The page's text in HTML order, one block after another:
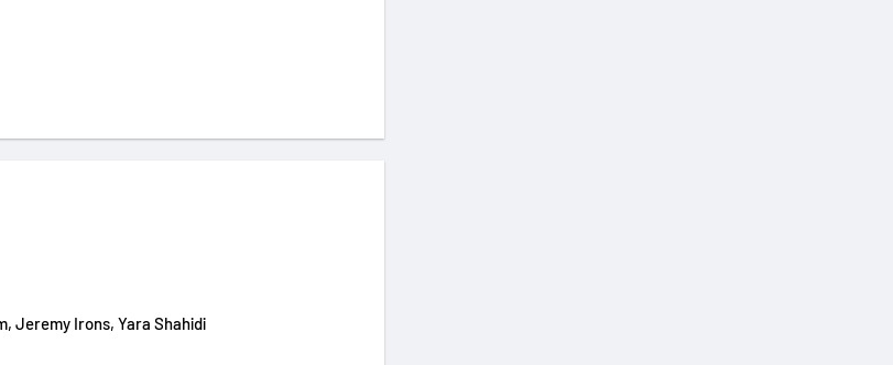
Jason Statham, Jeremy Irons, Yara Shahidi